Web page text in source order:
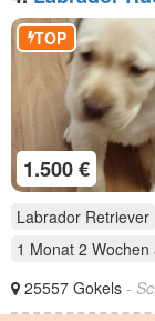
getestet
1.500 €
TOP
Labrador Retriever
1 Monat 2 Wochen
25557 Gokels -